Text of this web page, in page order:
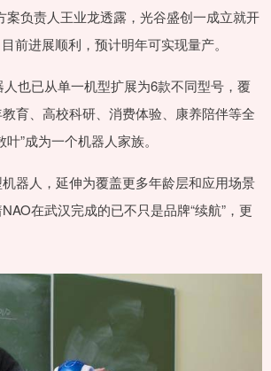
案负责人王业龙透露，光谷盛创一成立就开
前进展顺利，预计明年可实现量产。
也已从单一机型扩展为6款不同型号，覆
育、高校科研、消费体验、康养陪伴等全
”成为一个机器人家族。
器人，延伸为覆盖更多年龄层和应用场景
在武汉完成的已不只是品牌“续航”，更